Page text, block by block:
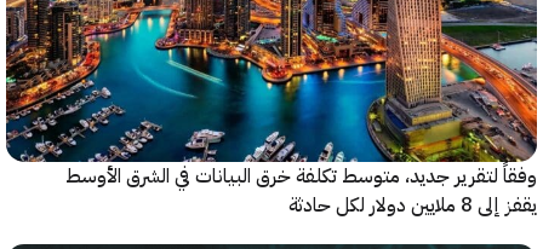
جديد، متوسط تكلفة خرق البيانات في الشرق الأوسط
لكل حادثة